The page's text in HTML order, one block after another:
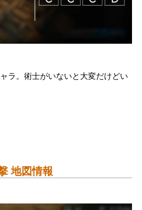
ラ。術士がいないと大変だけどい
地図情報